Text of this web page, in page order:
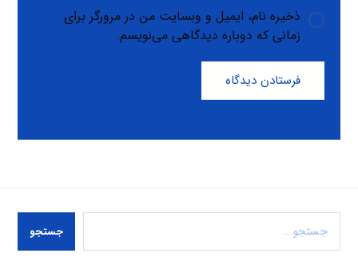
ذخیره نام، ایمیل و وبسایت من در مرورگر برای
زمانی که دوباره دیدگاهی می‌نویسم.
فرستادن دیدگاه
جستجو